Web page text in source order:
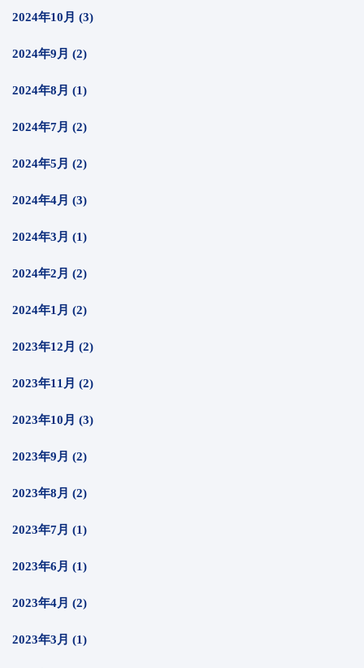
2024年10月 (3)
2024年9月 (2)
2024年8月 (1)
2024年7月 (2)
2024年5月 (2)
2024年4月 (3)
2024年3月 (1)
2024年2月 (2)
2024年1月 (2)
2023年12月 (2)
2023年11月 (2)
2023年10月 (3)
2023年9月 (2)
2023年8月 (2)
2023年7月 (1)
2023年6月 (1)
2023年4月 (2)
2023年3月 (1)